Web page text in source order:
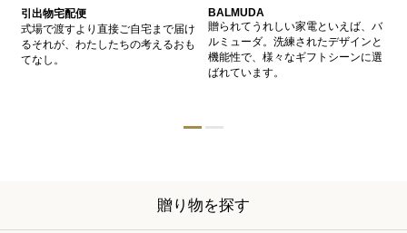
引出物宅配便
式場で渡すより直接ご自宅まで届け
るそれが、わたしたちの考えるおも
てなし。
BALMUDA
贈られてうれしい家電といえば、バ
ルミューダ。洗練されたデザインと
機能性で、様々なギフトシーンに選
ばれています。
贈り物を探す